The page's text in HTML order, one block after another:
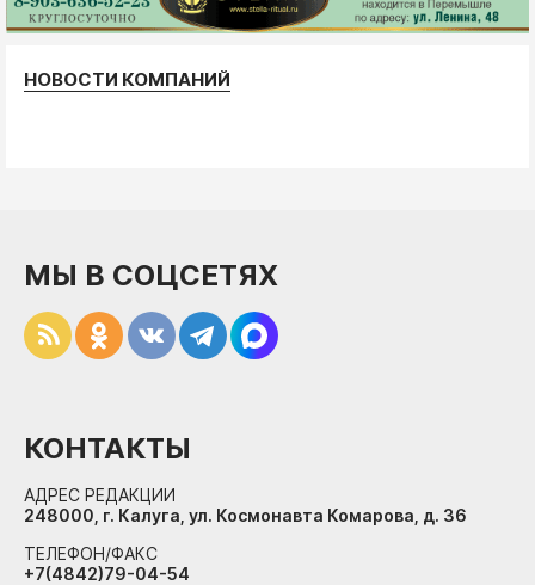
НОВОСТИ КОМПАНИЙ
МЫ В СОЦСЕТЯХ
КОНТАКТЫ
АДРЕС РЕДАКЦИИ
248000, г. Калуга, ул. Космонавта Комарова, д. 36
ТЕЛЕФОН/ФАКС
+7(4842)79-04-54